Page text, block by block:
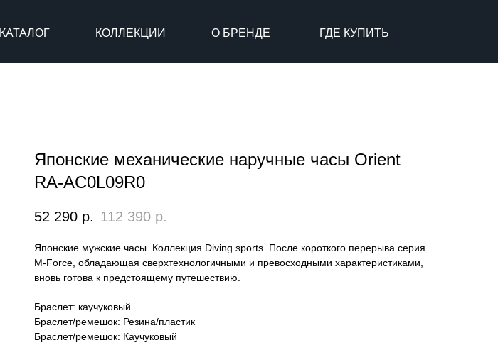
ГДЕ КУПИТЬ
О БРЕНДЕ
КОЛЛЕКЦИИ
КАТАЛОГ
Японские механические наручные часы Orient
RA-AC0L09R0
52 290 р. 112 390 р.
Японские мужские часы. Коллекция Diving sports. После короткого перерыва серия
M-Force, обладающая сверхтехнологичными и превосходными характеристиками,
вновь готова к предстоящему путешествию.
Браслет: каучуковый
Браслет/ремешок: Резина/пластик
Браслет/ремешок: Каучуковый